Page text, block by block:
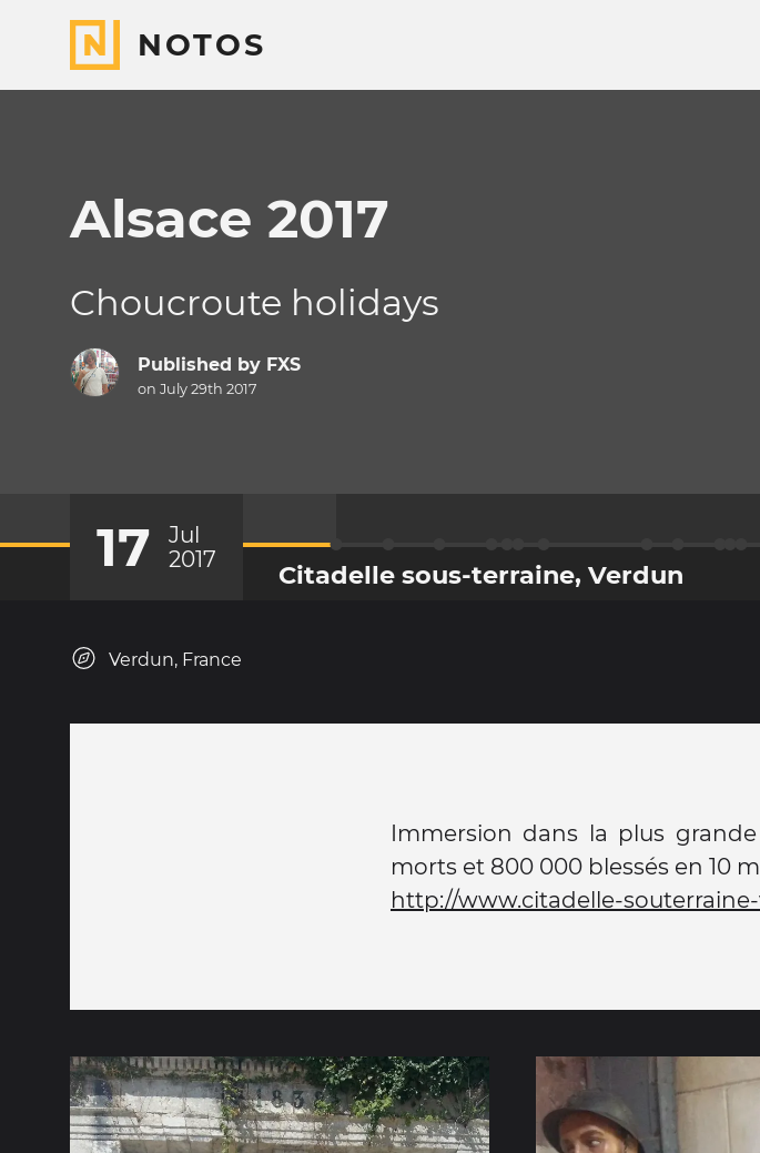
NOTOS
Alsace 2017
Choucroute holidays
Published by FXS
on July 29th 2017
17
Jul
2017
Citadelle sous-terraine, Verdun
Verdun, France
Immersion dans la plus
morts et 800 000 blessés en 10
http://www.citadelle-